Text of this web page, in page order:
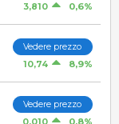
3,810
0,6%
Vedere prezzo
10,74
8,9%
Vedere prezzo